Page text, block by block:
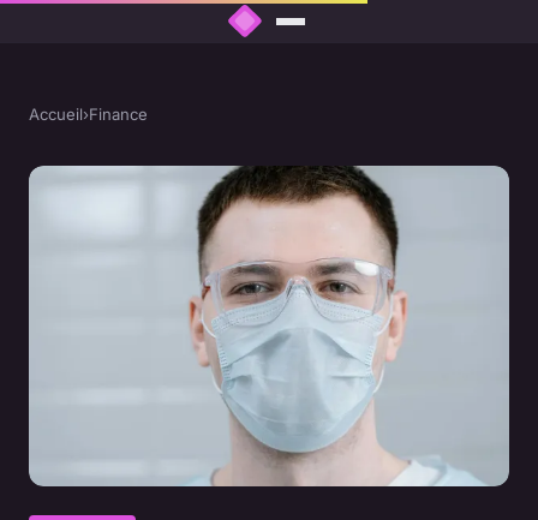
Accueil›Finance